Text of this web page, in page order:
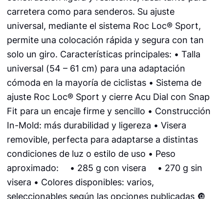
carretera como para senderos. Su ajuste
universal, mediante el sistema Roc Loc® Sport,
permite una colocación rápida y segura con tan
solo un giro. Características principales: • Talla
universal (54 – 61 cm) para una adaptación
cómoda en la mayoría de ciclistas • Sistema de
ajuste Roc Loc® Sport y cierre Acu Dial con Snap
Fit para un encaje firme y sencillo • Construcción
In-Mold: más durabilidad y ligereza • Visera
removible, perfecta para adaptarse a distintas
condiciones de luz o estilo de uso • Peso
aproximado: • 285 g con visera • 270 g sin
visera • Colores disponibles: varios,
seleccionables según las opciones publicadas 🔘